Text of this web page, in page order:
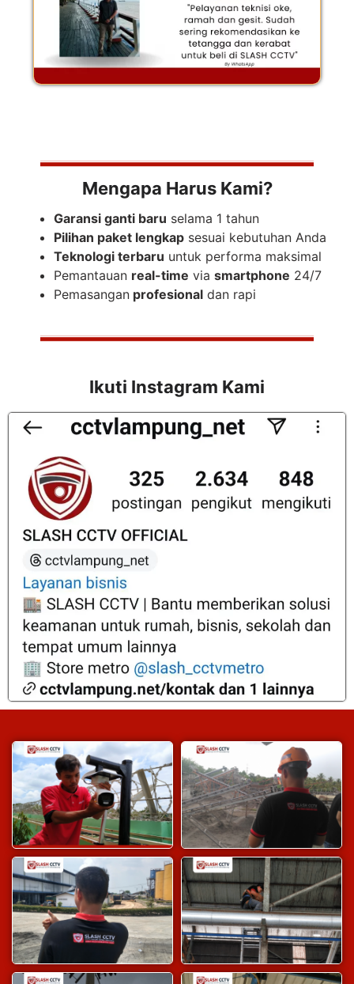
Mengapa Harus Kami?
Garansi ganti baru selama 1 tahun
Pilihan paket lengkap sesuai kebutuhan Anda
Teknologi terbaru untuk performa maksimal
Pemantauan real-time via smartphone 24/7
Pemasangan profesional dan rapi
Ikuti Instagram Kami